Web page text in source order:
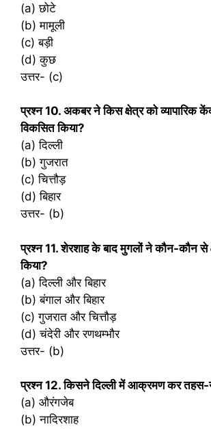
(a) छोटे
(b) मामूली
(c) बड़ी
(d) कुछ
उत्तर- (c)
प्रश्‍न 10. अकबर ने किस क्षेत्र को व्यापारिक
विकसित किया?
(a) दिल्ली
(b) गुजरात
(c) चित्तौड़
(d) बिहार
उत्तर- (b)
प्रश्‍न 11. शेरशाह के बाद मुगलों ने कौन-कौन से
किया?
(a) दिल्ली और बिहार
(b) बंगाल और बिहार
(c) गुजरात और चित्तौड़
(d) चंदेरी और रणथम्भौर
उत्तर- (b)
प्रश्‍न 12. किसने दिल्ली में आक्रमण कर तहस-
(a) औरंगजेब
(b) नादिरशाह